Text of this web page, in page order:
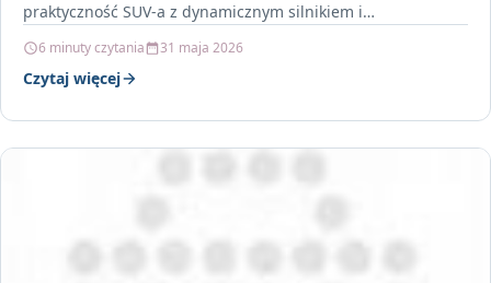
praktyczność SUV-a z dynamicznym silnikiem i…
6 minuty czytania 31 maja 2026
Czytaj więcej